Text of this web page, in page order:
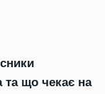
та що чекає на